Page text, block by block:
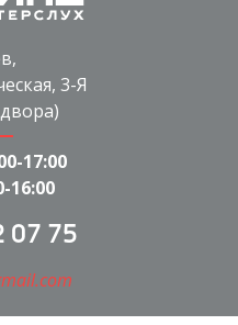
3-Я
17:00
16:00
07 75